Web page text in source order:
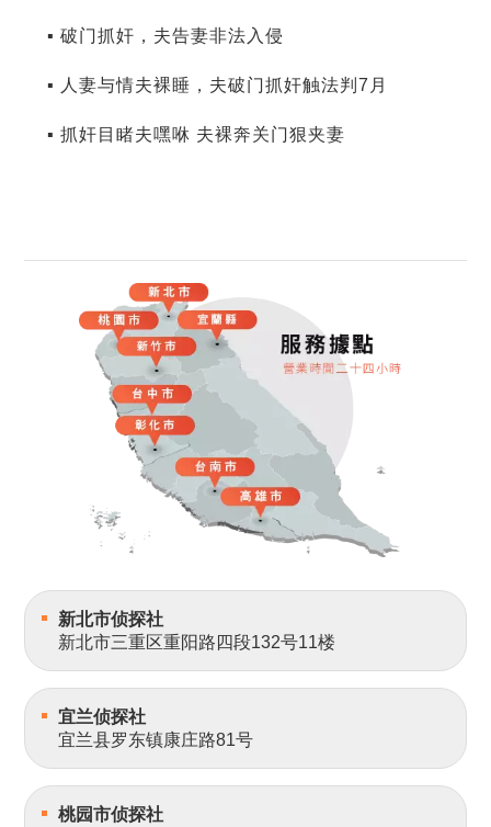
▪ 破门抓奸，夫告妻非法入侵
▪ 人妻与情夫裸睡，夫破门抓奸触法判7月
▪ 抓奸目睹夫嘿咻 夫裸奔关门狠夹妻
新北市侦探社
新北市三重区重阳路四段132号11楼
宜兰侦探社
宜兰县罗东镇康庄路81号
桃园市侦探社